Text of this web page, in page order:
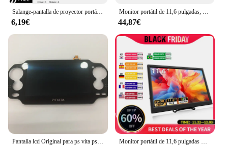
Salange-pantalla de proyector portátil, 60, 100, 120 pulgadas, 16:9, pantalla de película de poliéster para exteriores, Cine en Casa de viaje
6,19€
Monitor portátil de 11,6 pulgadas, 1366x768, pantalla lcd TFT, Compatible con HDMI, para pc, Raspberry Pi, ordenador portátil, PS4, Xbox360
44,87€
Pantalla lcd Original para ps vita psvita 1 1000, pantalla táctil digital ensamblada original, protector de pantalla Monitor portátil de 11,6 pulgadas Compatible con HDMI, pantalla extendida para juegos de segunda pantalla, para Switch/PS4/Xbox/Raspberry Pi